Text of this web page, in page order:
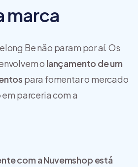
marca
Be não param por aí. Os
o lançamento de um
para fomentar o mercado
parceria com a
com a Nuvemshop está